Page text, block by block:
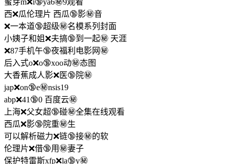
西❌瓜伦理片 西瓜🔞影㊙️音
❌一本道🔞超级㊙️名模系列封面
小姨子和姐❌夫搞🔞到一起㊙️ 天涯
❌87手机午🔞夜福利电影网㊙️
后入式o❌o🔞xoo动㊙️态图
大香蕉成人影❌医🔞院㊙️
jap❌on🔞e㊙️nsis19
abp❌41🔞0 百度云㊙️
上海❌父女超🔞碰㊙️全集在线观看
西瓜❌影🔞院重㊙️生
可以解析磁力❌链🔞接㊙️的软
伦理片❌借🔞用㊙️妻子
保护特雷斯xfp❌la🔞y㊙️